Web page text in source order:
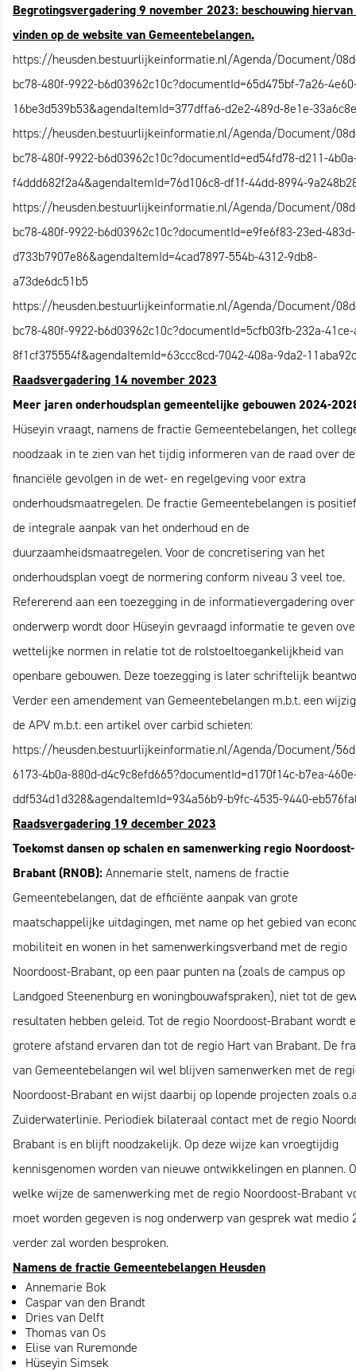
Begrotingsvergadering 9 november 2023: beschouwing hiervan
vinden op de website van Gemeentebelangen.
https://heusden.bestuurlijkeinformatie.nl/Agenda/Document/
bc78-480f-9922-b6d03962c10c?documentId=65d475bf-7a26-
16be3d539b53&agendaItemId=377dffa6-d2e2-489d-8e1e-
https://heusden.bestuurlijkeinformatie.nl/Agenda/Document/
bc78-480f-9922-b6d03962c10c?documentId=ed54fd78-d211-
f4ddd682f2a4&agendaItemId=76d106c8-df1f-44dd-8994-
https://heusden.bestuurlijkeinformatie.nl/Agenda/Document/
bc78-480f-9922-b6d03962c10c?documentId=e9fe6f83-23ed-
d733b7907e86&agendaItemId=4cad7897-554b-4312-9db8-
a73de6dc51b5
https://heusden.bestuurlijkeinformatie.nl/Agenda/Document/
bc78-480f-9922-b6d03962c10c?documentId=5cfb03fb-232a-
8f1cf375554f&agendaItemId=63ccc8cd-7042-408a-9da2-
Raadsvergadering 14 november 2023
Meer jaren onderhoudsplan gemeentelijke gebouwen 2024-
Hüseyin vraagt, namens de fractie Gemeentebelangen, het
noodzaak in te zien van het tijdig informeren van de raad over de
financiële gevolgen in de wet- en regelgeving voor extra
onderhoudsmaatregelen. De fractie Gemeentebelangen is
de integrale aanpak van het onderhoud en de
duurzaamheidsmaatregelen. Voor de concretisering van het
onderhoudsplan voegt de normering conform niveau 3 veel toe.
Refererend aan een toezegging in de informatievergadering
onderwerp wordt door Hüseyin gevraagd informatie te geven
wettelijke normen in relatie tot de rolstoeltoegankelijkheid van
openbare gebouwen. Deze toezegging is later schriftelijk
Verder een amendement van Gemeentebelangen m.b.t. een
de APV m.b.t. een artikel over carbid schieten:
https://heusden.bestuurlijkeinformatie.nl/Agenda/Document/
6173-4b0a-880d-d4c9c8efd665?documentId=d170f14c-b7ea-
ddf534d1d328&agendaItemId=934a56b9-b9fc-4535-9440-
Raadsvergadering 19 december 2023
Toekomst dansen op schalen en samenwerking regio Noordoost-
Brabant (RNOB): Annemarie stelt, namens de fractie
Gemeentebelangen, dat de efficiënte aanpak van grote
maatschappelijke uitdagingen, met name op het gebied van
mobiliteit en wonen in het samenwerkingsverband met de regio
Noordoost-Brabant, op een paar punten na (zoals de campus op
Landgoed Steenenburg en woningbouwafspraken), niet tot de
resultaten hebben geleid. Tot de regio Noordoost-Brabant wordt
grotere afstand ervaren dan tot de regio Hart van Brabant. De
van Gemeentebelangen wil wel blijven samenwerken met de
Noordoost-Brabant en wijst daarbij op lopende projecten zoals
Zuiderwaterlinie. Periodiek bilateraal contact met de regio
Brabant is en blijft noodzakelijk. Op deze wijze kan vroegtijdig
kennisgenomen worden van nieuwe ontwikkelingen en plannen.
welke wijze de samenwerking met de regio Noordoost-Brabant
moet worden gegeven is nog onderwerp van gesprek wat medio
verder zal worden besproken.
Namens de fractie Gemeentebelangen Heusden
Annemarie Bok
Caspar van den Brandt
Dries van Delft
Thomas van Os
Elise van Ruremonde
Hüseyin Simsek